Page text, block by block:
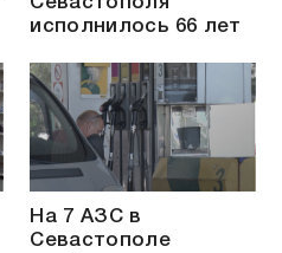
исполнилось 66 лет
На 7 АЗС в
Севастополе